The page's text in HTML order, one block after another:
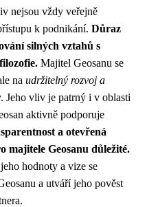
nejsou vždy veřejně
k podnikání. Důraz
silných vztahů s
Majitel Geosanu se
na udržitelný rozvoj a
. Jeho vliv je patrný i v oblasti
aktivně podporuje
a otevřená
majitele Geosanu důležité.
hodnoty a vize se
a utváří jeho pověst